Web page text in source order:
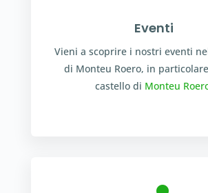
Eventi
Vieni a scoprire i nostri eventi
di Monteu Roero, in
castello di Monteu